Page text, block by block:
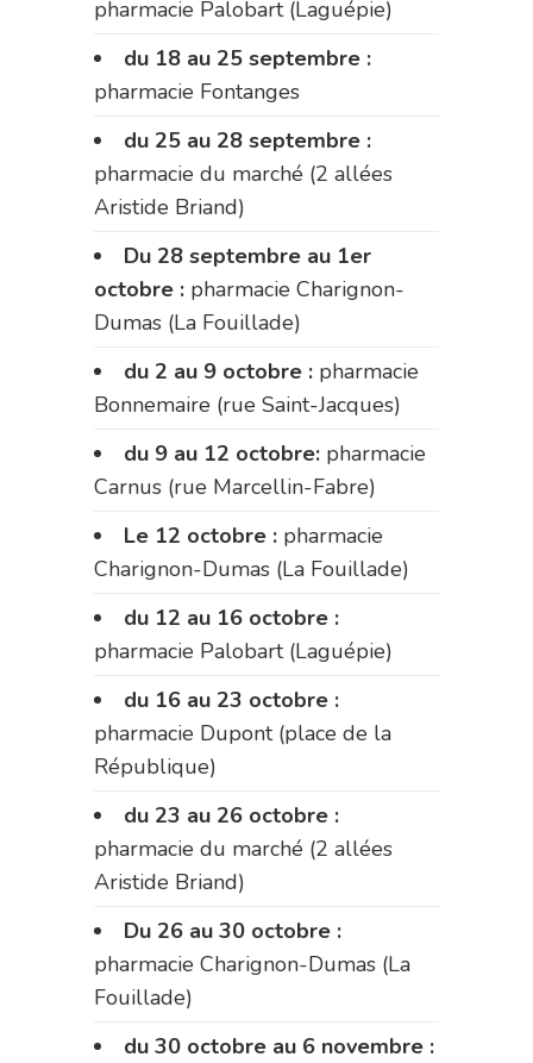
pharmacie Palobart (Laguépie)
du 18 au 25 septembre :
pharmacie Fontanges
du 25 au 28 septembre :
pharmacie du marché (2 allées
Aristide Briand)
Du 28 septembre au 1er
octobre : pharmacie Charignon-
Dumas (La Fouillade)
du 2 au 9 octobre : pharmacie
Bonnemaire (rue Saint-Jacques)
du 9 au 12 octobre: pharmacie
Carnus (rue Marcellin-Fabre)
Le 12 octobre : pharmacie
Charignon-Dumas (La Fouillade)
du 12 au 16 octobre :
pharmacie Palobart (Laguépie)
du 16 au 23 octobre :
pharmacie Dupont (place de la
République)
du 23 au 26 octobre :
pharmacie du marché (2 allées
Aristide Briand)
Du 26 au 30 octobre :
pharmacie Charignon-Dumas (La
Fouillade)
du 30 octobre au 6 novembre :